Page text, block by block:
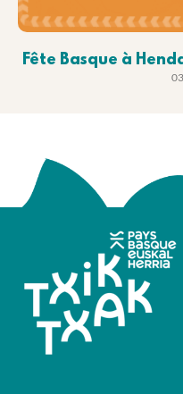
Fête Basque à